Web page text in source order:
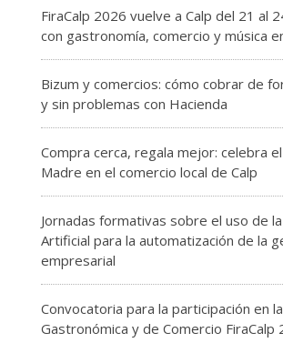
FiraCalp 2026 vuelve a Calp del 21 al
con gastronomía, comercio y música
Bizum y comercios: cómo cobrar de
y sin problemas con Hacienda
Compra cerca, regala mejor: celebra
Madre en el comercio local de Calp
Jornadas formativas sobre el uso de
Artificial para la automatización de la
empresarial
Convocatoria para la participación en
Gastronómica y de Comercio FiraCalp